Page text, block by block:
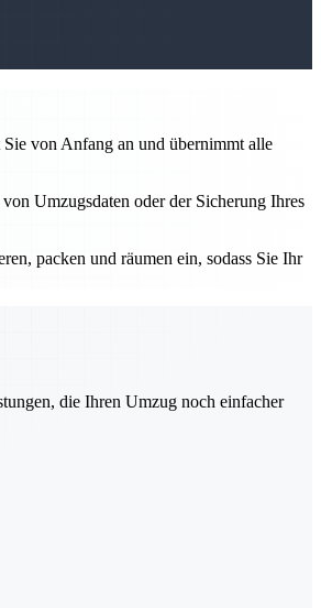
von Anfang an und übernimmt alle
Umzugsdaten oder der Sicherung Ihres
packen und räumen ein, sodass Sie Ihr
die Ihren Umzug noch einfacher